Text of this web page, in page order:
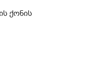
ქონის